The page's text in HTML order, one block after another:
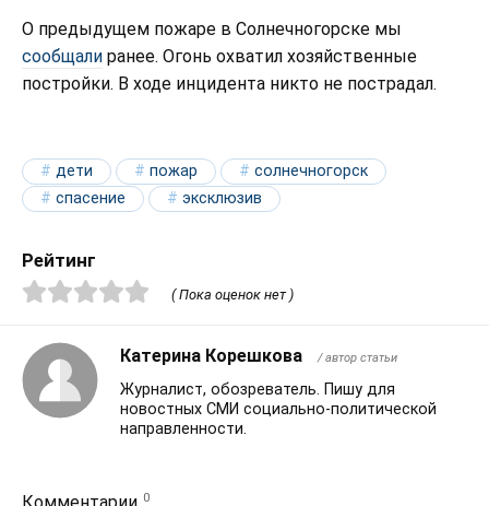
О предыдущем пожаре в Солнечногорске мы
сообщали ранее. Огонь охватил хозяйственные
постройки. В ходе инцидента никто не пострадал.
дети пожар
солнечногорск
спасение
эксклюзив
Рейтинг
( Пока оценок нет )
Катерина Корешкова / автор статьи
Журналист, обозреватель. Пишу для
новостных СМИ социально-политической
направленности.
0